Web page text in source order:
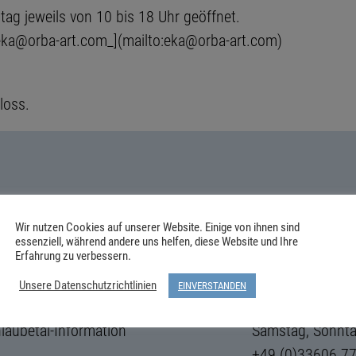
jeweils von 10 bis 18 Uhr geöffnet.
art.com_](mailto:eka@orba-art.com)
Dich gern, persönlich oder
Öffnungszeiten – per Mail rund
Marketing Schlaubetal e.V.
Information
Samstag,
Wir nutzen Cookies auf unserer Website. Einige von ihnen sind
essenziell, während andere uns helfen, diese Website und Ihre
Erfahrung zu verbessern.
Unsere Datenschutzrichtlinien
EINVERSTANDEN